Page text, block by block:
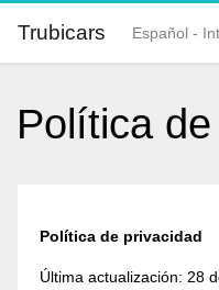
Trubicars Español -
Política
Política de privacidad
Última actualización: 28